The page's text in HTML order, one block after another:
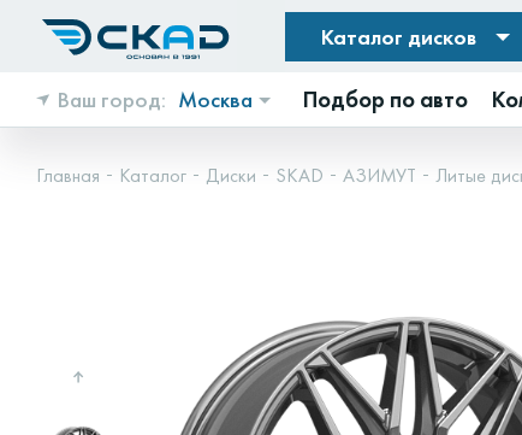
Каталог дисков
Ваш город: Москва Подбор по авто
Главная Каталог Диски SKAD АЗИМУТ Литые